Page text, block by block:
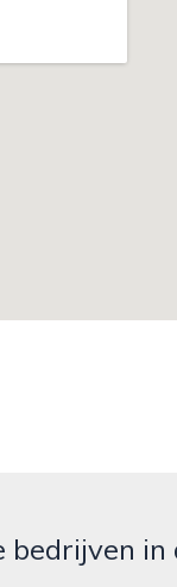
bedrijven in